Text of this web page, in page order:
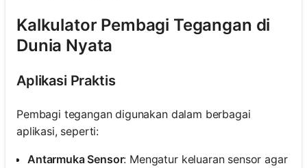
Kalkulator Pembagi Tegangan di
Dunia Nyata
Aplikasi Praktis
Pembagi tegangan digunakan dalam berbagai
aplikasi, seperti:
Antarmuka Sensor: Mengatur keluaran sensor agar